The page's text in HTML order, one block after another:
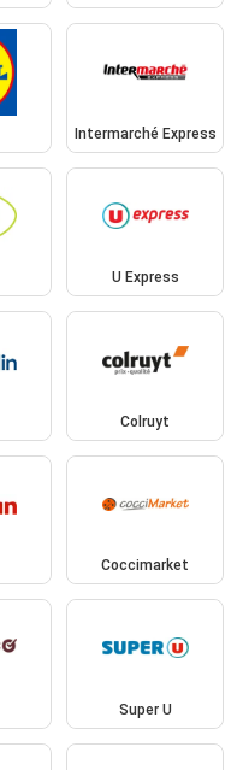
Intermarché Express
U Express
Colruyt
Coccimarket
Super U